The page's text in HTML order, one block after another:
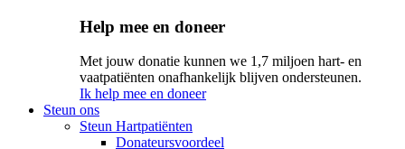
Help mee en doneer
Met jouw donatie kunnen we 1,7 miljoen hart- en
vaatpatiënten onafhankelijk blijven ondersteunen.
Ik help mee en doneer
Steun ons
Steun Hartpatiënten
Donateursvoordeel